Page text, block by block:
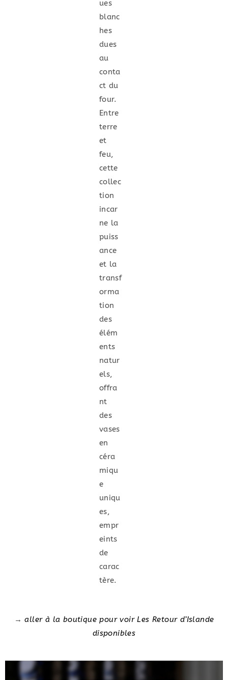
ues
blanc
hes
dues
au
conta
ct du
four.
Entre
terre
et
feu,
cette
collec
tion
incar
ne la
puiss
ance
et la
transf
orma
tion
des
élém
ents
natur
els,
offra
nt
des
vases
en
céra
miqu
e
uniqu
es,
empr
eints
de
carac
tère.
→ aller à la boutique pour voir Les Retour d’Islande
disponibles